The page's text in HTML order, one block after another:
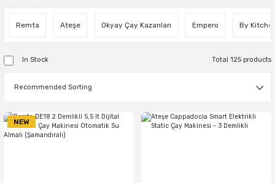
Remta Ateşe Okyay Çay Kazanları Empero By
In Stock Total 125 products
NEW